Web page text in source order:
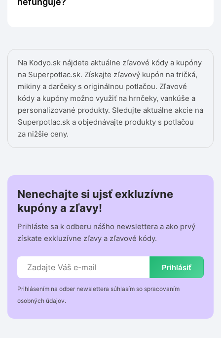
Na Kodyo.sk nájdete aktuálne zľavové kódy a kupóny
na Superpotlac.sk. Získajte zľavový kupón na tričká,
mikiny a darčeky s originálnou potlačou. Zľavové
kódy a kupóny možno využiť na hrnčeky, vankúše a
personalizované produkty. Sledujte aktuálne akcie na
Superpotlac.sk a objednávajte produkty s potlačou
za nižšie ceny.
Nenechajte si ujsť exkluzívne
kupóny a zľavy!
Prihláste sa k odberu nášho newslettera a ako prvý
získate exkluzívne zľavy a zľavové kódy.
Prihlásiť
Prihlásením na odber newslettera súhlasím so spracovaním
osobných údajov.